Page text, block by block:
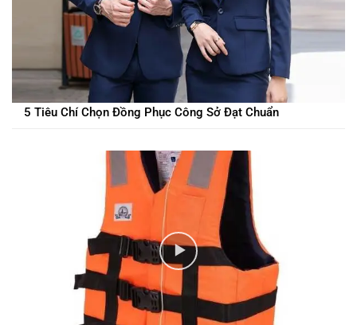
5 Tiêu Chí Chọn Đồng Phục Công Sở Đạt Chuẩn